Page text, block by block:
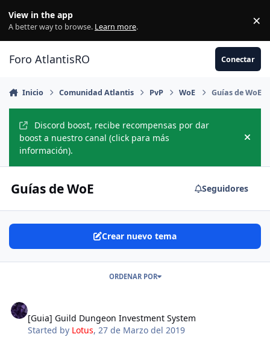
View in the app
A better way to browse. Learn more. ×
Foro AtlantisRO Conectar
Inicio Comunidad Atlantis PvP WoE Guías de WoE
Discord boost, recibe recompensas por dar
boost a nuestro canal (click para más
información).
Hide
Guías de WoE Seguidores
Crear nuevo tema
ORDENAR POR
[Guia] Guild Dungeon Investment System
Started by Lotus,27 de Marzo del 2019